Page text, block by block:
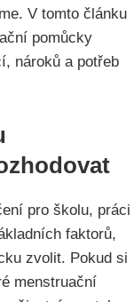
V tomto článku
pomůcky
nároků a potřeb
pro školu, práci
faktorů,
zvolit. Pokud si
menstruační